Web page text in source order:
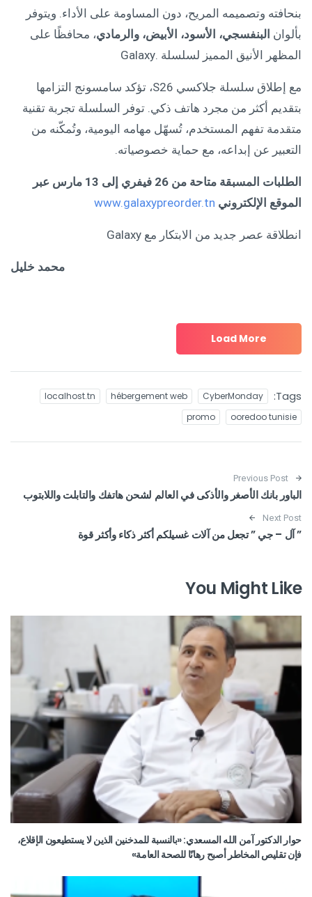
بنحافته وتصميمه المريح، دون المساومة على الأداء. ويتوفر
بألوان البنفسجي، الأسود، الأبيض، والرمادي، محافظًا على
المظهر الأنيق المميز لسلسلة .Galaxy
مع إطلاق سلسلة جلاكسي S26، تؤكد سامسونج التزامها
بتقديم أكثر من مجرد هاتف ذكي. توفر السلسلة تجربة تقنية
متقدمة تفهم المستخدم، تُسهّل مهامه اليومية، وتُمكّنه من
التعبير عن إبداعه، مع حماية خصوصياته.
الطلبات المسبقة متاحة من 26 فيفري
إلى 13 مارس عبر
الموقع الإلكتروني www.galaxypreorder.tn
انطلاقة عصر جديد من الابتكار مع Galaxy
محمد خليل
Load More
Tags:
CyberMonday
hébergement web
localhost.tn
ooredoo tunisie
promo
Post navigation
Previous Post
الباور بانك الأصغر والأذكى في العالم لشحن هاتفك والتابلت واللابتوب
Next Post
” آل – جي ” تجعل من آلات غسيلكم أكثر ذكاء وأكثر قوة
You Might Like
حوار الدكتور آمن الله المسعدي: «بالنسبة للمدخنين الذين لا يستطيعون الإقلاع،
فإن تقليص المخاطر أصبح رهانًا للصحة العامة»